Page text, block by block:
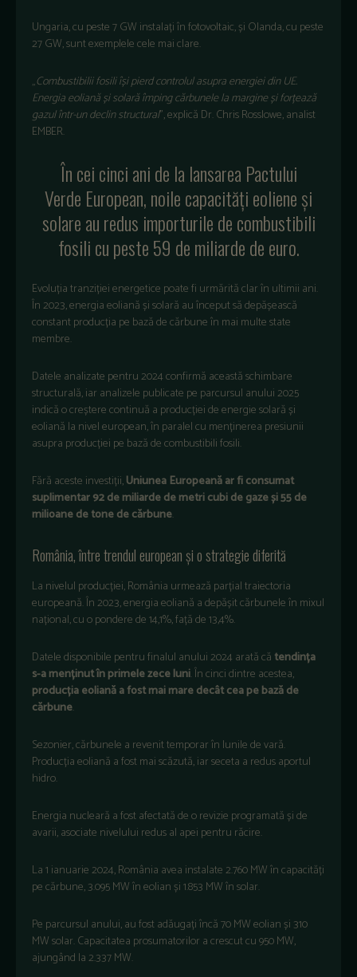
Ungaria, cu peste 7 GW instalațiîn fotovoltaic,și Olanda, cu peste
27 GW, sunt exemplele cele mai clare.
„Combustibilii fosiliîși pierd controlul asupra energiei din UE.
Energia eoliană și solarăîmping cărbunele la margine și forțează
gazulîntr-un declin structural”, explică Dr. Chris Rosslowe, analist
EMBER.
În cei cinci ani de la lansarea Pactului
Verde European, noile capacități eoliene și
solare au redus importurile de combustibili
fosili cu peste 59 de miliarde de euro.
Evoluția tranziției energetice poate fi urmărită clarîn ultimii ani.
În2023,energiaeolianășisolară auînceputsădepășească
constantproducția pe bazădecărbuneîn mai multestate
membre.
Datele analizate pentru2024confirmă aceastăschimbare
structurală,iar analizele publicate pe parcursul anului2025
indicăo creștere continuă a producției de energie solară și
eoliană la nivel european, în paralel cu menținerea presiunii
asupra producției pe bază de combustibili fosili.
Fără aceste investiții,Uniunea Europeană ar fi consumat
suplimentar 92 de miliarde de metri cubi de gaze și 55 de
milioane de tone de cărbune.
România, între trendul europeanși o strategie diferită
La nivelul producției, România urmează parțial traiectoria
europeană.În 2023, energia eoliană a depășit cărbuneleîn mixul
național, cu o pondere de 14,1%, față de 13,4%.
Datele disponibile pentru finalul anului 2024 arată că tendința
s-a menținutîn primele zece luni. În cinci dintre acestea,
producția eoliană a fost mai mare decât cea pe bază de
cărbune.
Sezonier, cărbunele a revenit temporarîn lunile de vară.
Producția eoliană a fost mai scăzută, iar seceta a redus aportul
hidro.
Energia nucleară a fost afectată de o revizie programată și de
avarii, asociate nivelului redus al apei pentru răcire.
La 1 ianuarie 2024, România avea instalate 2.760 MW în capacități
pe cărbune, 3.095 MWîn eolianși 1.853 MWîn solar.
Pe parcursul anului, au fost adăugațiîncă 70 MW eolian și 310
MW solar. Capacitatea prosumatorilor a crescut cu 950 MW,
ajungând la 2.337 MW.